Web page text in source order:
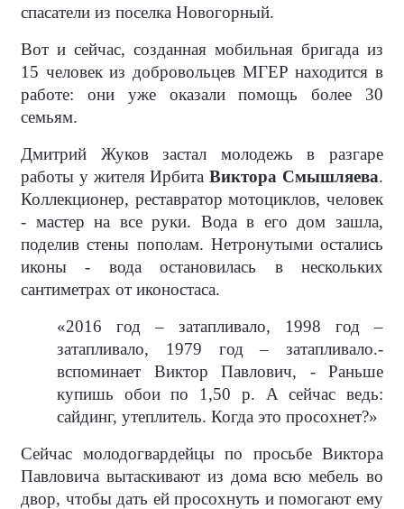
спасатели из поселка Новогорный.
Вот и сейчас, созданная мобильная бригада из
15 человек из добровольцев МГЕР находится в
работе: они уже оказали помощь более 30
семьям.
Дмитрий Жуков застал молодежь в разгаре
работы у жителя ИрбитаВиктора Смышляева.
Коллекционер, реставратор мотоциклов, человек
- мастер на все руки. Вода в его дом зашла,
поделив стены пополам. Нетронутыми остались
иконы - вода остановилась в нескольких
сантиметрах от иконостаса.
«2016 год – затапливало, 1998 год –
затапливало, 1979 год – затапливало.-
вспоминает Виктор Павлович, - Раньше
купишь обои по 1,50 р. А сейчас ведь:
сайдинг, утеплитель. Когда это просохнет?»
Сейчас молодогвардейцы по просьбе Виктора
Павловича вытаскивают из дома всю мебель во
двор, чтобы дать ей просохнуть и помогают ему